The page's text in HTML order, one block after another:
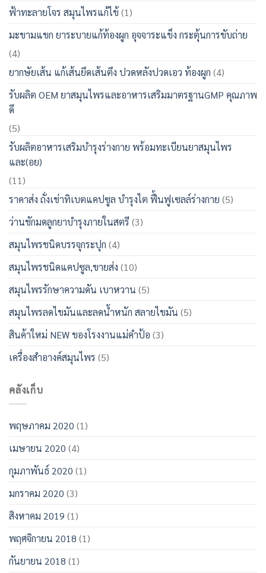
ฟ้าทะลายโจร สมุนไพรแก้ไข้(1)
มะขามแขก ยาระบายแก้ท้องผูก อุจจาระแข็ง กระตุ้นการขับถ่าย
(4)
ยากษัยเส้น แก้เส้นยึดเส้นตึง ปวดหลังปวดเอว ท้องผูก (4)
รับผลิต OEM ยาสมุนไพรและอาหารเสริมมาตรฐานGMP คุณภาพ
ดี
(5)
รับผลิตอาหารเสริมบำรุงร่างกาย พร้อมทะเบียนยาสมุนไพร
และ(อย)
(11)
ราคาส่ง ถั่งเช่าทิเบตแคปซูล บำรุงไต ฟื้นฟูเซลล์ร่างกาย (5)
ว่านชักมดลูกยาบำรุงภายในสตรี(3)
สมุนไพรชนิดบรรจุกระปุก (4)
สมุนไพรชนิดแคปซูล,ขายส่ง (10)
สมุนไพรรักษาความดัน เบาหวาน (5)
สมุนไพรลดไขมันและลดน้ำหนัก สลายไขมัน (5)
สินค้าใหม่ NEW ของโรงงานแม่คำป้อ (3)
เครื่องสำอางค์สมุนไพร (5)
คลังเก็บ
พฤษภาคม 2020 (1)
เมษายน 2020 (4)
กุมภาพันธ์ 2020 (1)
มกราคม 2020 (3)
สิงหาคม 2019 (1)
พฤศจิกายน 2018 (1)
กันยายน 2018 (1)